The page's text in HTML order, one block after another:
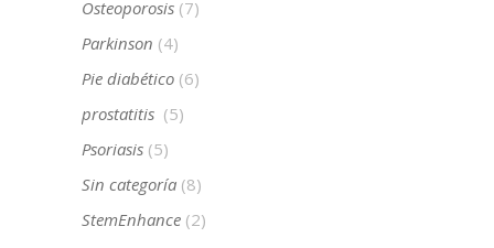
Osteoporosis (7)
Parkinson (4)
Pie diabético (6)
prostatitis (5)
Psoriasis (5)
Sin categoría (8)
StemEnhance (2)